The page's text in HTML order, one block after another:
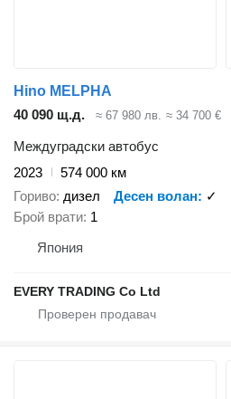
Hino MELPHA
40 090 щ.д.
≈ 67 980 лв. ≈ 34 700 €
Междуградски автобус
2023
574 000 км
Гориво дизел Десен волан ✓
Брой врати 1
Япония
EVERY TRADING Co Ltd